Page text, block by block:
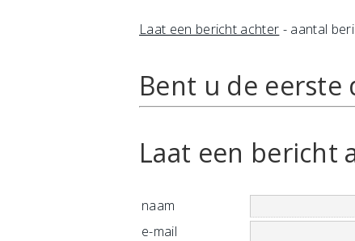
Laat een bericht achter - aantal
Bent u de eerste
Laat een bericht
naam
e-mail